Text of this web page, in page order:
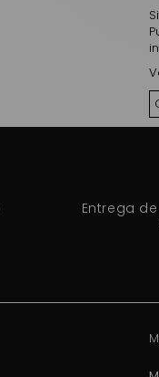
Entrega